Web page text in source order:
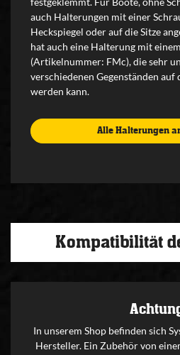
auch Halterungen mit einer
Heckspiegel oder auf die Sitze
hat auch eine Halterung mit
(Artikelnummer: FMc), die sehr
verschiedenen Gegenständen
werden kann.
Alle Halterungen
Kompatibilität
In unserem Shop befinden sich
Hersteller. Ein Zubehör von